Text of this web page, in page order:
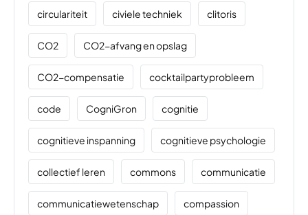
circulariteit civiele techniek clitoris
CO2 CO2-afvang en opslag
CO2-compensatie cocktailpartyprobleem
code CogniGron cognitie
cognitieve inspanning cognitieve psychologie
collectief leren commons communicatie
communicatiewetenschap compassion